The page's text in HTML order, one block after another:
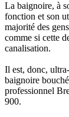
La baignoire, à
fonction et son
majorité des
comme si cette
canalisation.
Il est, donc,
baignoire
professionnel
900.